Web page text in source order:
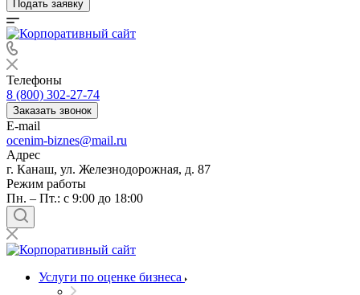
Подать заявку
Телефоны
8 (800) 302-27-74
Заказать звонок
E-mail
ocenim-biznes@mail.ru
Адрес
г. Канаш, ул. Железнодорожная, д. 87
Режим работы
Пн. – Пт.: с 9:00 до 18:00
Услуги по оценке бизнеса